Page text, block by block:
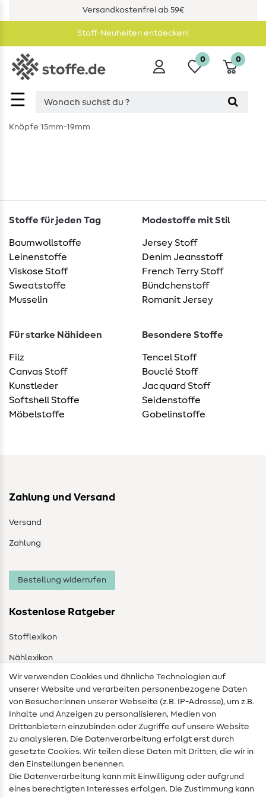
Versandkostenfrei ab 59€
Stoff-Neuheiten entdecken!
☰
0 0
Knöpfe 15mm-19mm
Stoffe für jeden Tag
Baumwollstoffe
Leinenstoffe
Viskose Stoff
Sweatstoffe
Musselin
Modestoffe mit Stil
Jersey Stoff
Denim Jeansstoff
French Terry Stoff
Bündchenstoff
Romanit Jersey
Für starke Nähideen
Filz
Canvas Stoff
Kunstleder
Softshell Stoffe
Möbelstoffe
Besondere Stoffe
Tencel Stoff
Bouclé Stoff
Jacquard Stoff
Seidenstoffe
Gobelinstoffe
Zahlung und Versand
Versand
Zahlung
Bestellung widerrufen
Kostenlose Ratgeber
Stofflexikon
Nählexikon
Nähanleitungen
Hilfe & Kontakt
Kontakt
Infos zum Betreiberwechsel
Widerrufsrecht
Wir verwenden Cookies und ähnliche Technologien auf
unserer Website und verarbeiten personenbezogene Daten
von Besucher:innen unserer Webseite (z.B. IP-Adresse), um z.B.
Inhalte und Anzeigen zu personalisieren, Medien von
Drittanbietern einzubinden oder Zugriffe auf unsere Website
zu analysieren. Die Datenverarbeitung erfolgt erst durch
gesetzte Cookies. Wir teilen diese Daten mit Dritten, die wir in
den Einstellungen benennen.
Die Datenverarbeitung kann mit Einwilligung oder aufgrund
eines berechtigten Interesses erfolgen. Die Zustimmung kann